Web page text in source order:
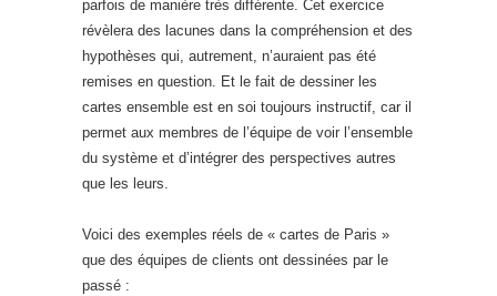
parfois de manière très différente. Cet exercice
révèlera des lacunes dans la compréhension et des
hypothèses qui, autrement, n’auraient pas été
remises en question. Et le fait de dessiner les
cartes ensemble est en soi toujours instructif, car il
permet aux membres de l’équipe de voir l’ensemble
du système et d’intégrer des perspectives autres
que les leurs.
Voici des exemples réels de « cartes de Paris »
que des équipes de clients ont dessinées par le
passé :